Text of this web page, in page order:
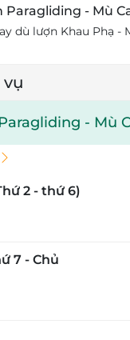
Paragliding - Mù
dù lượn Khau Phạ -
vụ
- Mù
2 - thứ 6)
7 - Chủ